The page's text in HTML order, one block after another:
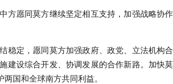
愿同莫方继续坚定相互支持，加强战略协
定，愿同莫方加强政府、政党、立法机构
设综合开发、协调发展的合作新路。加快
国和全球南方共同利益。